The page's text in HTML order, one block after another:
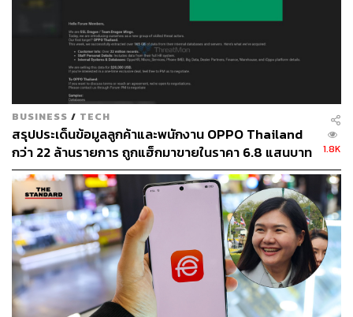
ในด้านความปลอดภัยของข้อมูล OPPO ยืนยันว่า ‘ปฏิบัติตาม
กฎหมายและข้อบังคับในแต่ละประเทศ’ และ ‘จะไม่เก็บ
รวบรวมหรือแบ่งปันข้อมูลใดรวมถึงการเข้าถึงข้อมูลอ่อน
ไหวโดยไม่ได้รับความยินยอมจากผู้ใช้’ บริษัทได้รับการ
รับรองมาตรฐานความปลอดภัยระดับสากลหลายรายการ
เช่น ISO 27001, ISO 27701 และ ISO 27018 รวมถึงมีการจัด
ตั้งระบบป้องกันความเป็นส่วนตัวที่ครอบคลุมการดำเนินงาน
ทั้งหมด
สำหรับการดำเนินการในอนาคต OPPO ให้คำมั่นสัญญา
อย่างจริงใจว่า OPPO Thailand จะไม่ติดตั้งแอปล่วงหน้าที่
เกี่ยวกับสินเชื่อที่ผิดกฎหมายและไม่ได้รับอนุญาตอีกต่อไป ยก
เว้นแอปของธนาคารที่จดทะเบียนถูกต้อง พร้อมทั้งจะเพิ่ม
ความเข้มงวดในการตรวจสอบแอปพลิเคชันจากบุคคลที่สาม
และยกระดับมาตรฐานความปลอดภัย
แม้จะมีการประกาศมาตรการช่วยเหลือโดยจัดตั้งสายด่วน
BUSINESS / TECH
สรุปประเด็นข้อมูลลูกค้าและพนักงาน OPPO Thailand
กว่า 22 ล้านรายการ ถูกแฮ็กมาขายในราคา 6.8 แสนบาท
PDPC ชี้ ให้แจงใน 72 ชั่วโมง
1.8K